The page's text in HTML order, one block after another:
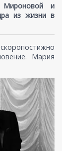
и
из жизни в
Мария